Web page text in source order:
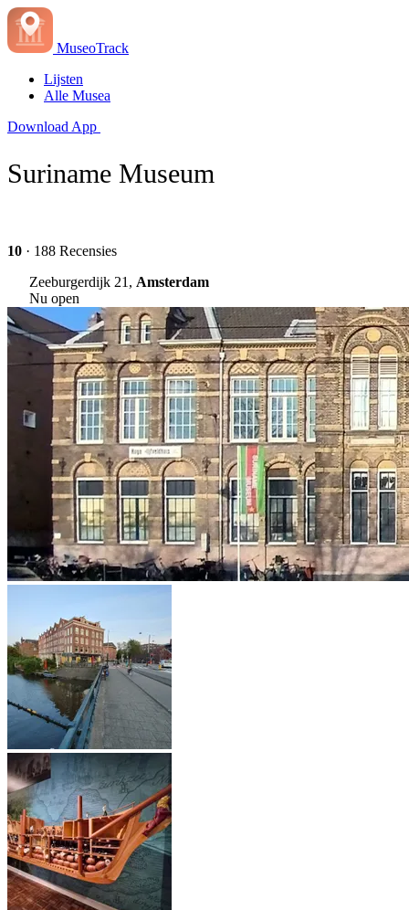
MuseoTrack
Lijsten
Alle Musea
Download App
Suriname Museum
10 · 188 Recensies
Zeeburgerdijk 21, Amsterdam
Nu open